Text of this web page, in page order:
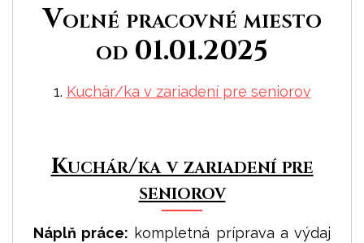
Voľné pracovné miesto
od 01.01.2025
1. Kuchár/ka v zariadení pre seniorov
Kuchár/ka v zariadení pre
seniorov
Náplň práce: kompletná príprava a výdaj